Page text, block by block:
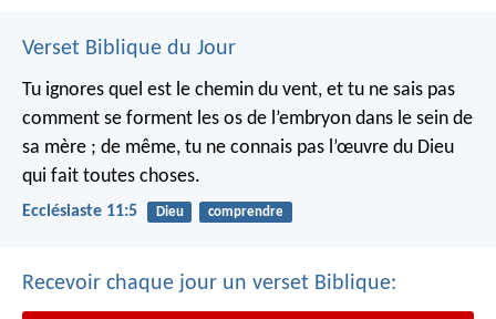
Verset Biblique du Jour
Tu ignores quel est le chemin du vent, et tu ne sais pas
comment se forment les os de l’embryon dans le sein de
sa mère ; de même, tu ne connais pas l’œuvre du Dieu
qui fait toutes choses.
Ecclésiaste 11:5 Dieu comprendre
Recevoir chaque jour un verset Biblique: